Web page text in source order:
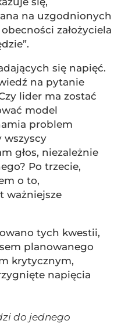
na uzgodnionych
założyciela
się napięć.
na pytanie
lider ma zostać
model
problem
wszyscy
głos, niezależnie
Po trzecie,
o to,
ważniejsze
tych kwestii,
planowanego
krytycznym,
napięcia
do jednego